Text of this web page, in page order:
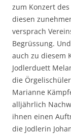
zum Konzert
diesen
versprach
Begrüssung.
auch zu diesem
Jodlerduett
die
Marianne
alljährlich
ihnen einen
die Jodlerin